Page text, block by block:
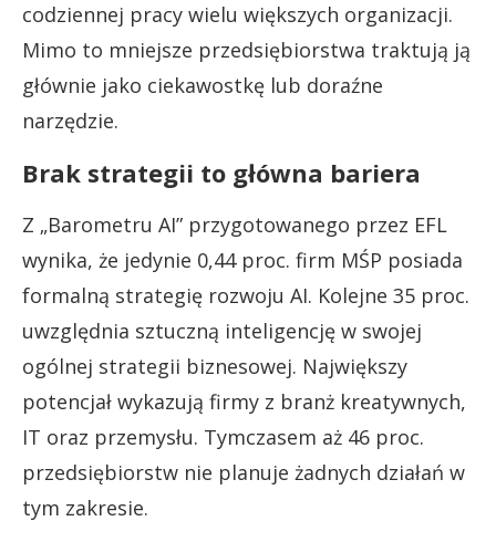
codziennej pracy wielu większych organizacji.
Mimo to mniejsze przedsiębiorstwa traktują ją
głównie jako ciekawostkę lub doraźne
narzędzie.
Brak strategii to główna bariera
Z „Barometru AI” przygotowanego przez EFL
wynika, że jedynie 0,44 proc. firm MŚP posiada
formalną strategię rozwoju AI. Kolejne 35 proc.
uwzględnia sztuczną inteligencję w swojej
ogólnej strategii biznesowej. Największy
potencjał wykazują firmy z branż kreatywnych,
IT oraz przemysłu. Tymczasem aż 46 proc.
przedsiębiorstw nie planuje żadnych działań w
tym zakresie.